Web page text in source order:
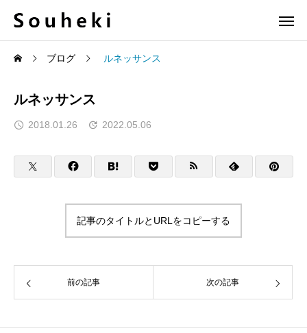
ブログ ルネッサンス
ルネッサンス
2018.01.26 2022.05.06
記事のタイトルとURLをコピーする
前の記事 次の記事